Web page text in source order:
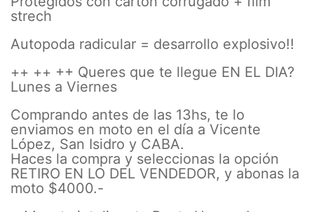
strech
Autopoda radicular = desarrollo explosivo!!
++ ++ ++ Queres que te llegue EN EL DIA?
Lunes a Viernes
Comprando antes de las 13hs, te lo
enviamos en moto en el día a Vicente
López, San Isidro y CABA.
Haces la compra y seleccionas la opción
RETIRO EN LO DEL VENDEDOR, y abonas la
moto $4000.-